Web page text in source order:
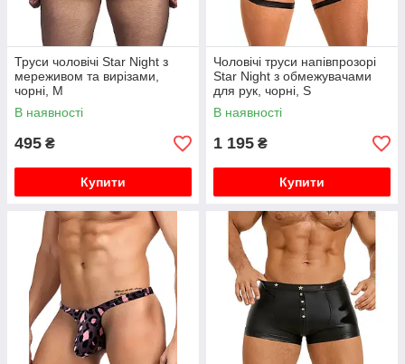
Труси чоловічі Star Night з
мереживом та вирізами,
чорні, M
В наявності
495 ₴
Купити
Чоловічі труси напівпрозорі
Star Night з обмежувачами
для рук, чорні, S
В наявності
1 195 ₴
Купити